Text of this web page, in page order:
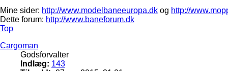
Mine sider: http://www.modelbaneeuropa.dk og http://
Dette forum: http://www.baneforum.dk
Top
Cargoman
Godsforvalter
Indlæg: 143